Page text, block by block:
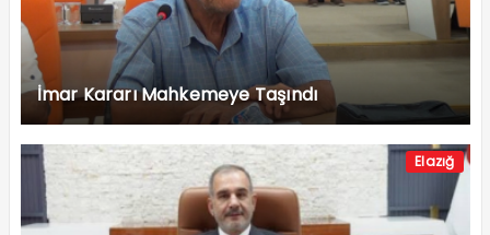
İmar Kararı Mahkemeye Taşındı
Elazığ